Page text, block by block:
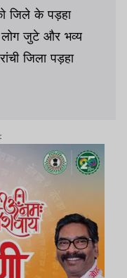
जिले के पड़हा
लोग जुटे और भव्य
जिला पड़हा